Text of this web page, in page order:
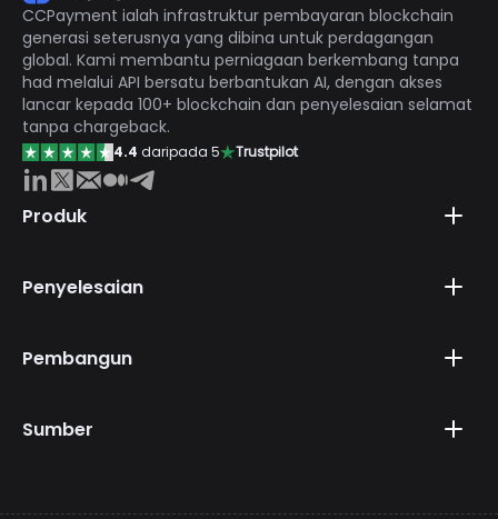
CCPayment ialah infrastruktur pembayaran blockchain
generasi seterusnya yang dibina untuk perdagangan
global. Kami membantu perniagaan berkembang tanpa
had melalui API bersatu berbantukan AI, dengan akses
lancar kepada 100+ blockchain dan penyelesaian selamat
tanpa chargeback.
4.4 daripada 5 Trustpilot
Produk
Penyelesaian
Pembangun
Sumber